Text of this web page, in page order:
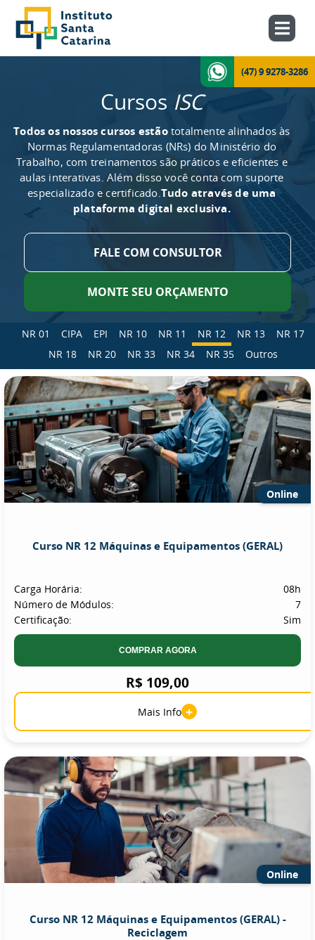
(47) 9 9278-3286
Cursos ISC
Todos os nossos cursos estãototalmente alinhados às
Normas Regulamentadoras (NRs) do Ministério do
Trabalho, com treinamentos são práticos e eficientes e
aulas interativas. Além disso você conta com suporte
especializado e certificado.Tudo através de uma
plataforma digital exclusiva.
FALE COM CONSULTOR
MONTE SEU ORÇAMENTO
NR 01 CIPA EPI NR 10 NR 11 NR 12 NR 13
NR 17
NR 18
NR 20 NR 33 NR 34 NR 35 Outros
Online
Curso NR 12 Máquinas e Equipamentos (GERAL)
Carga Horária:
08h
Número de Módulos:
7
Certificação:
Sim
COMPRAR AGORA
R$ 109,00
Mais Info +
Online
Curso NR 12 Máquinas e Equipamentos (GERAL) -
Reciclagem